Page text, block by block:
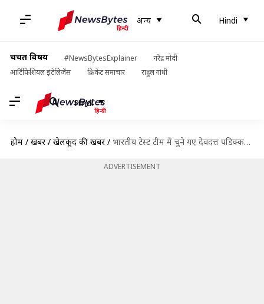
अन्य Hindi
चर्चित विषय #NewsBytesExplainer
नरेंद्र मोदी
आर्टिफिशियल इंटेलिजेंस
क्रिकेट समाचार राहुल गांधी
Hindi
होम / खबरें / खेलकूद की खबरें / भारतीय टेस्ट टीम में चुने गए देवदत्त पडिक्कल का प्रथम श्रेणी क्रिकेट में कैसा है प्रदर्शन?
ADVERTISEMENT